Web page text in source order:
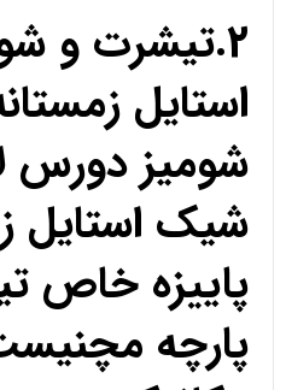
2.تیشرت و
استایل
شومیز دورس
شیک استایل
پاییزه خاص
پارچه